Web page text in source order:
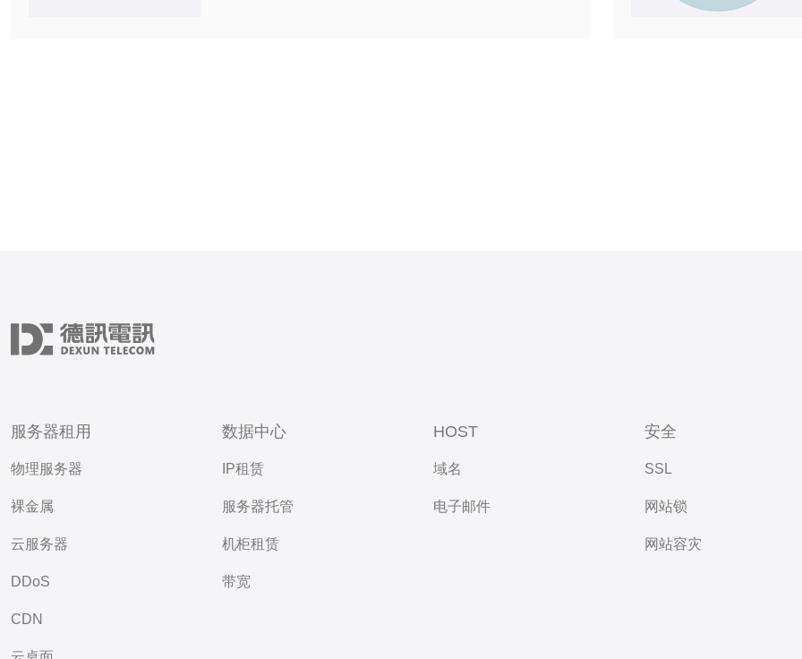
服务器租用
物理服务器
裸金属
云服务器
DDoS
CDN
数据中心
IP租赁
服务器托管
机柜租赁
带宽
HOST
域名
电子邮件
安全
SSL
网站锁
网站容灾